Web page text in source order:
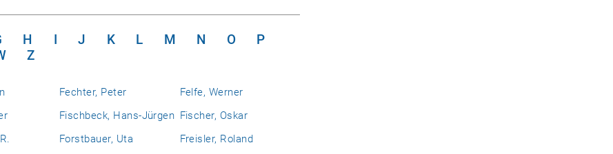
H I J K L M N O
P
Z
Fechter, Peter
Felfe, Werner
Fischbeck, Hans-Jürgen Fischer, Oskar
Forstbauer, Uta
Freisler, Roland